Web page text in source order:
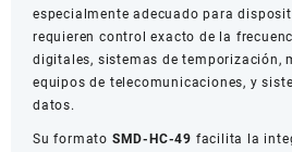
especialmente adecuado para
requieren control exacto de la
digitales, sistemas de temporización,
equipos de telecomunicaciones, y
datos.
Su formato SMD-HC-49 facilita la